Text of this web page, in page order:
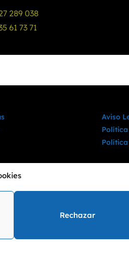
Rechazar
289 038
61 73 71
Aviso
Política